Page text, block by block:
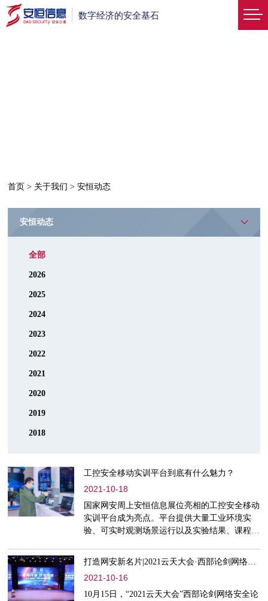
数字经济的安全基石
首页 > 关于我们 >安恒动态
安恒动态
全部
2026
2025
2024
2023
2022
2021
2020
2019
2018
工控安全移动实训平台到底有什么魅力？
2021-10-18
国家网安周上安恒信息展位亮相的工控安全移动
实训平台成为亮点。平台提供大量工业环境实
验、可实时观测场景运行以及实验结果、课程丰
打造网安新名片|2021云天大会·西部论剑网络安全论坛举办
2021-10-16
10月15日，“2021云天大会”西部论剑网络安全论